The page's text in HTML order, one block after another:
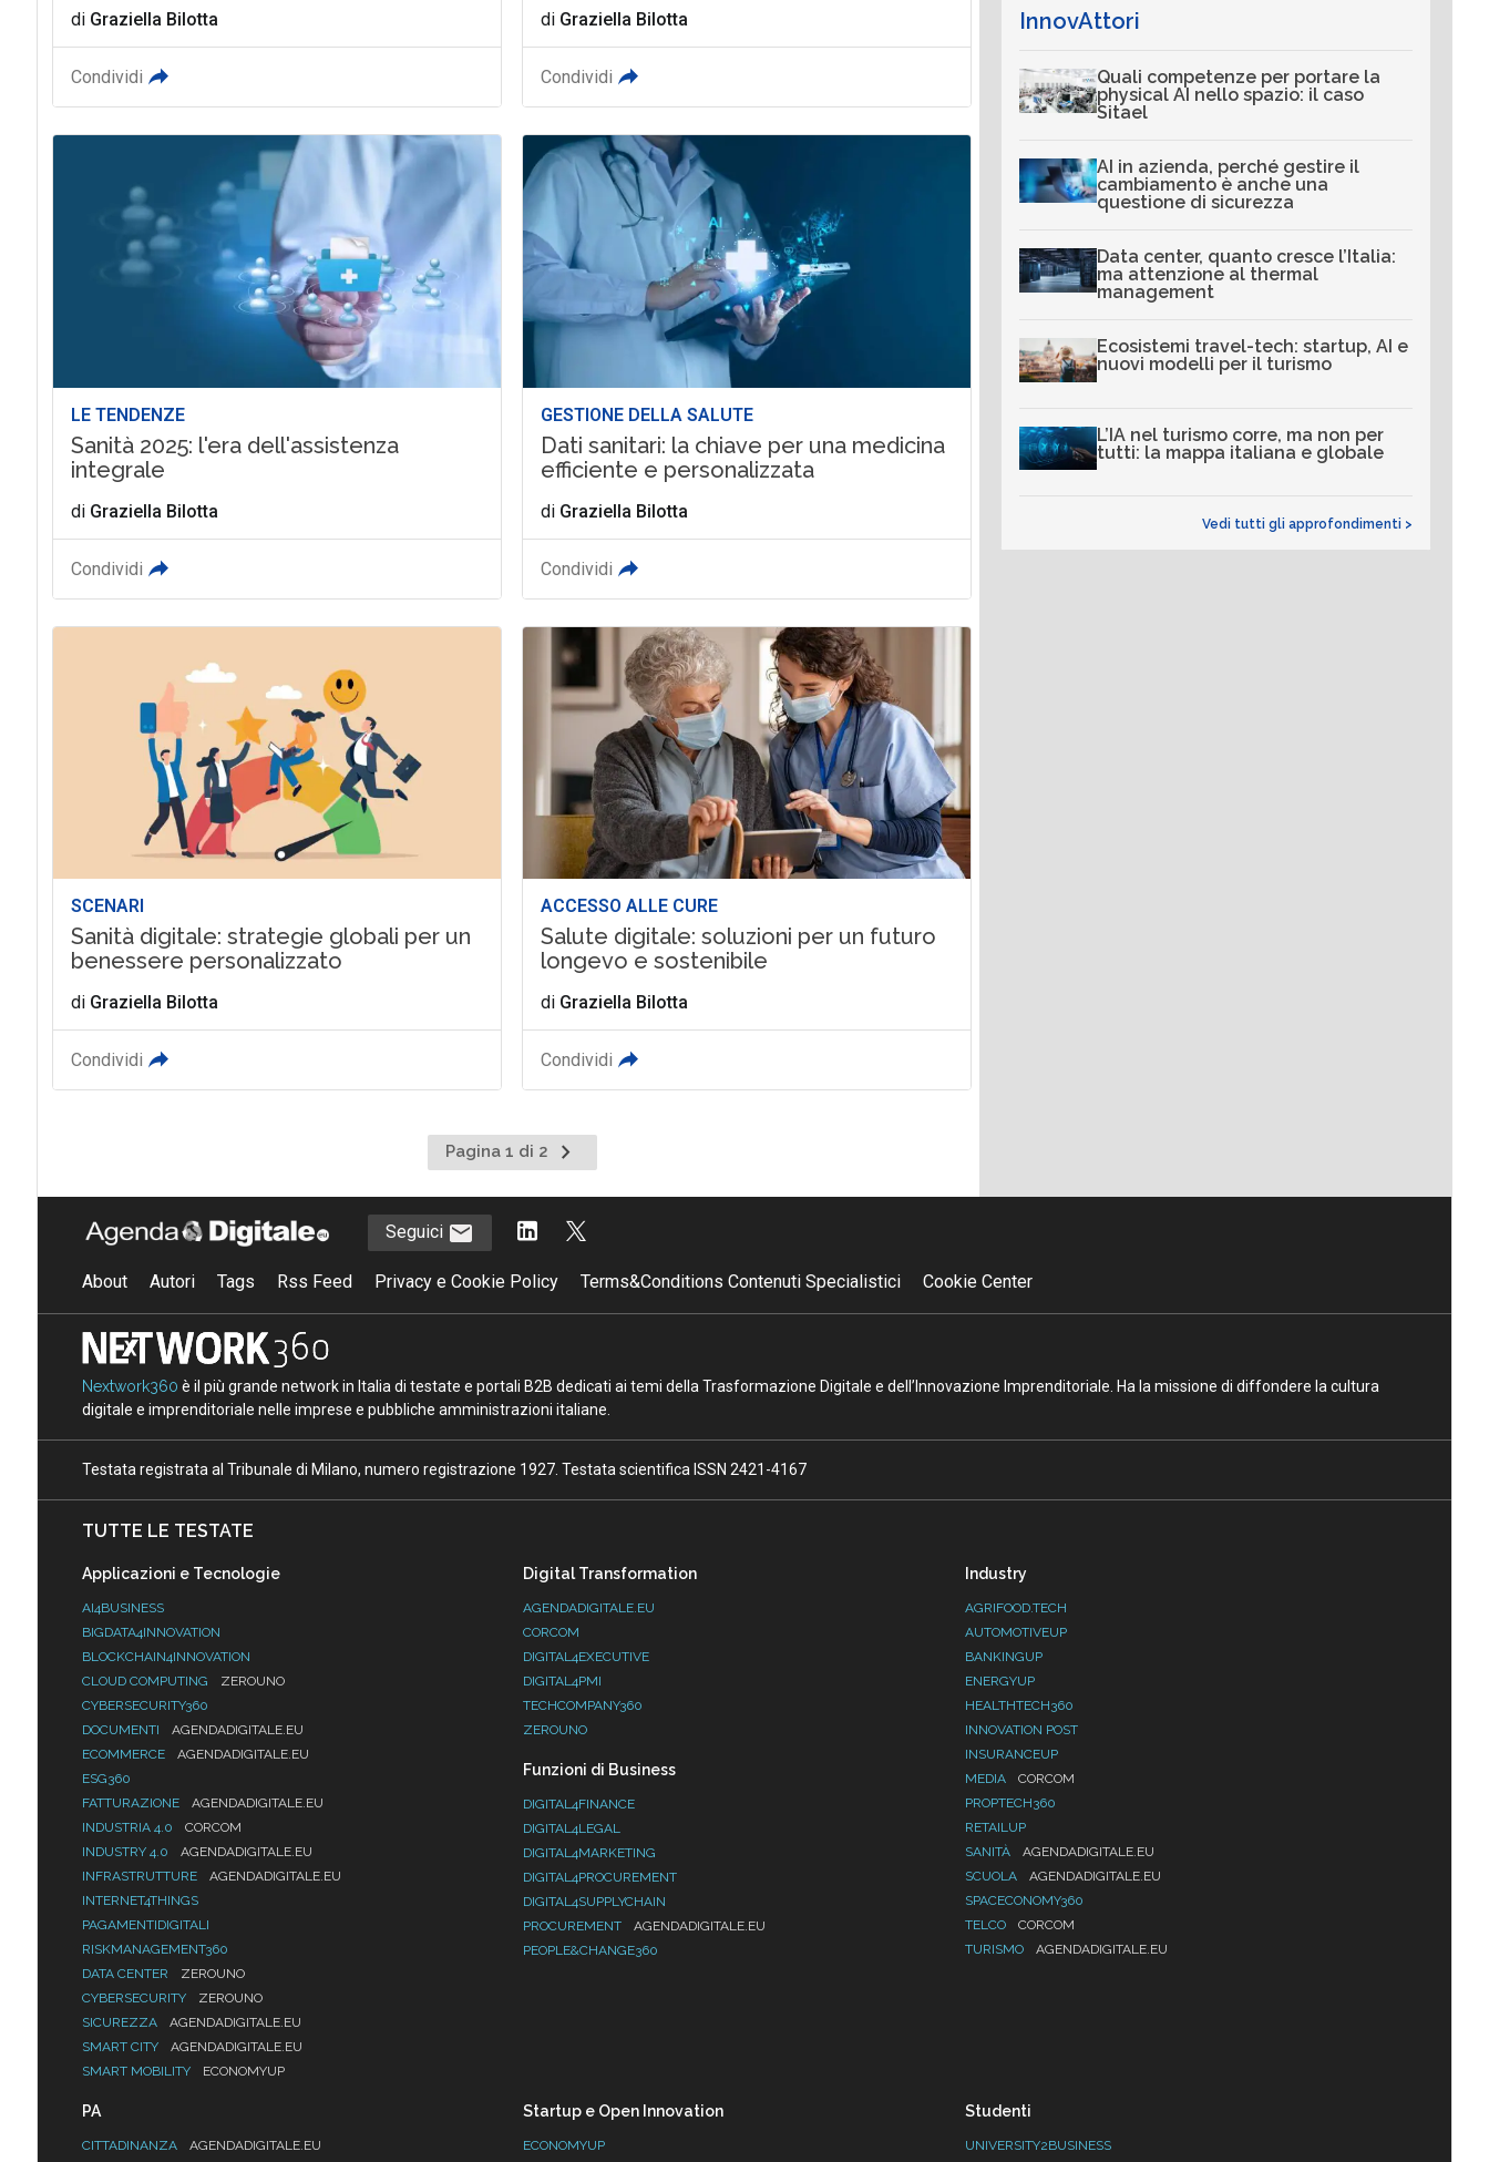
di Graziella Bilotta
Condividi
di Graziella Bilotta
Condividi
LE TENDENZE
Sanità 2025: l'era dell'assistenza
integrale
di Graziella Bilotta
Condividi
GESTIONE DELLA SALUTE
Dati sanitari: la chiave per una medicina
efficiente e personalizzata
di Graziella Bilotta
Condividi
SCENARI
Sanità digitale: strategie globali per un
benessere personalizzato
di Graziella Bilotta
Condividi
ACCESSO ALLE CURE
Salute digitale: soluzioni per un futuro
longevo e sostenibile
di Graziella Bilotta
Condividi
Pagina 1 di 2
Pagina
successiva
InnovAttori
Quali competenze per portare la
physical AI nello spazio: il caso
Sitael
AI in azienda, perché gestire il
cambiamento è anche una
questione di sicurezza
Data center, quanto cresce l’Italia:
ma attenzione al thermal
management
Ecosistemi travel-tech: startup, AI e
nuovi modelli per il turismo
L’IA nel turismo corre, ma non per
tutti: la mappa italiana e globale
Vedi tutti gli approfondimenti >
Seguici
About Autori Tags Rss Feed Privacy e Cookie Policy Terms&Conditions Contenuti Specialistici Cookie Center
Nextwork360 è il più grande network in Italia di testate e portali B2B dedicati ai temi della Trasformazione Digitale e dell’Innovazione Imprenditoriale. Ha la missione di diffondere la cultura
digitale e imprenditoriale nelle imprese e pubbliche amministrazioni italiane.
Testata registrata al Tribunale di Milano, numero registrazione 1927. Testata scientifica ISSN 2421-4167
TUTTE LE TESTATE
Applicazioni e Tecnologie
AI4BUSINESS
BIGDATA4INNOVATION
BLOCKCHAIN4INNOVATION
CLOUD COMPUTING
ZEROUNO
CYBERSECURITY360
DOCUMENTI
AGENDADIGITALE.EU
ECOMMERCE
AGENDADIGITALE.EU
ESG360
FATTURAZIONE
AGENDADIGITALE.EU
INDUSTRIA 4.0
CORCOM
INDUSTRY 4.0
AGENDADIGITALE.EU
INFRASTRUTTURE
AGENDADIGITALE.EU
INTERNET4THINGS
PAGAMENTIDIGITALI
RISKMANAGEMENT360
DATA CENTER
ZEROUNO
CYBERSECURITY
ZEROUNO
SICUREZZA
AGENDADIGITALE.EU
SMART CITY
AGENDADIGITALE.EU
SMART MOBILITY
ECONOMYUP
Digital Transformation
AGENDADIGITALE.EU
CORCOM
DIGITAL4EXECUTIVE
DIGITAL4PMI
TECHCOMPANY360
ZEROUNO
Funzioni di Business
DIGITAL4FINANCE
DIGITAL4LEGAL
DIGITAL4MARKETING
DIGITAL4PROCUREMENT
DIGITAL4SUPPLYCHAIN
PROCUREMENT
AGENDADIGITALE.EU
PEOPLE&CHANGE360
Industry
AGRIFOOD.TECH
AUTOMOTIVEUP
BANKINGUP
ENERGYUP
HEALTHTECH360
INNOVATION POST
INSURANCEUP
MEDIA
CORCOM
PROPTECH360
RETAILUP
SANITÀ
AGENDADIGITALE.EU
SCUOLA
AGENDADIGITALE.EU
SPACECONOMY360
TELCO
CORCOM
TURISMO
AGENDADIGITALE.EU
PA
CITTADINANZA
AGENDADIGITALE.EU
Startup e Open Innovation
ECONOMYUP
Studenti
UNIVERSITY2BUSINESS